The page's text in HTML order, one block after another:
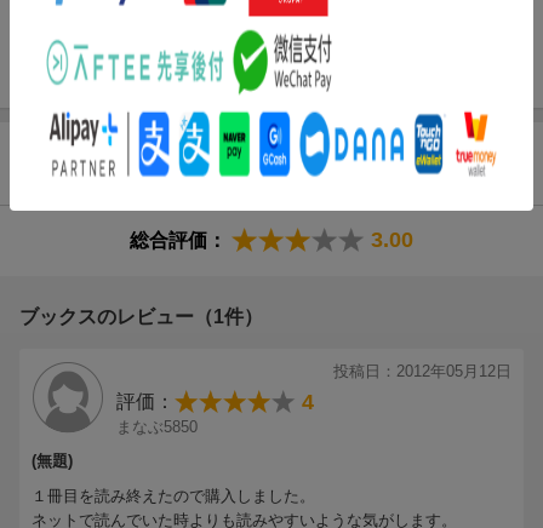
旦那さま」にて「アルファポリス第３回ファンタジー小説大賞」
読者賞受賞。２０１１年に同作品で出版デビューに至る（本デー
タはこの書籍が刊行された当時に掲載されていたものです）
商品レビュー（5件）
総合評価： 3.00
ブックスのレビュー（1件）
投稿日：2012年05月12日
評価： 4
まなぶ5850
(無題)
１冊目を読み終えたので購入しました。
ネットで読んでいた時よりも読みやすいような気がします。